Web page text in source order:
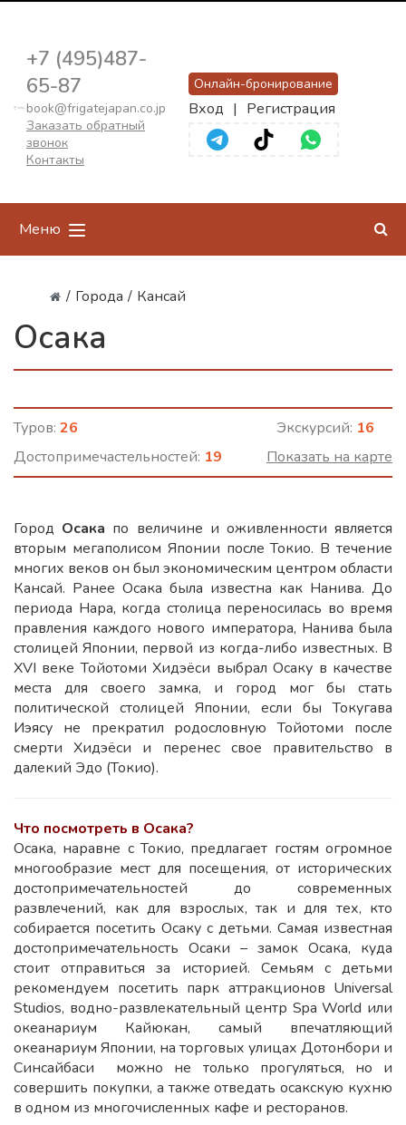
+7 (495)487-
65-87
book@frigatejapan.co.jp
Заказать обратный
звонок
Контакты
Онлайн-бронирование
Вход | Регистрация
Меню
/ Города / Кансай
Осака
Туров: 26 Экскурсий: 16
Достопримечастельностей: 19 Показать на карте
Город Осака по величине и оживленности является
вторым мегаполисом Японии после Токио. В течение
многих веков он был экономическим центром области
Кансай. Ранее Осака была известна как Нанива. До
периода Нара, когда столица переносилась во время
правления каждого нового императора, Нанива была
столицей Японии, первой из когда-либо известных. В
XVI веке Тойотоми Хидэёси выбрал Осаку в качестве
места для своего замка, и город мог бы стать
политической столицей Японии, если бы Токугава
Иэясу не прекратил родословную Тойотоми после
смерти Хидэёси и перенес свое правительство в
далекий Эдо (Токио).
Что посмотреть в Осака?
Осака, наравне с Токио, предлагает гостям огромное
многообразие мест для посещения, от исторических
достопримечательностей до современных
развлечений, как для взрослых, так и для тех, кто
собирается посетить Осаку с детьми. Самая известная
достопримечательность Осаки – замок Осака, куда
стоит отправиться за историей. Семьям с детьми
рекомендуем посетить парк аттракционов Universal
Studios, водно-развлекательный центр Spa World или
океанариум Кайюкан, самый впечатляющий
океанариум Японии, на торговых улицах Дотонбори и
Синсайбаси можно не только прогуляться, но и
совершить покупки, а также отведать осакскую кухню
в одном из многочисленных кафе и ресторанов.